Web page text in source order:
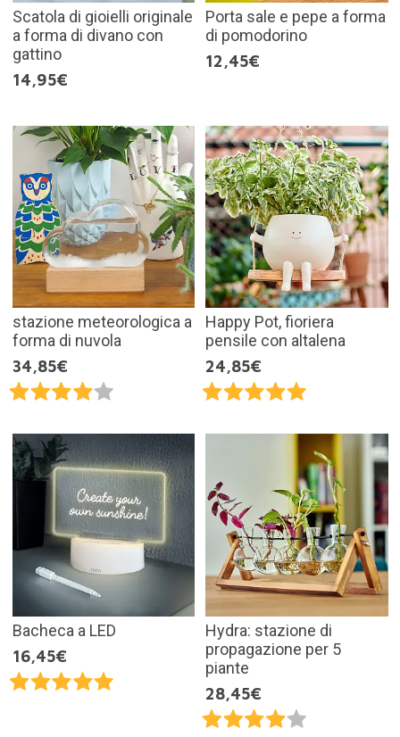
Scatola di gioielli originale
a forma di divano con
gattino
14,95€
Porta sale e pepe a forma
di pomodorino
12,45€
stazione meteorologica a
forma di nuvola
34,85€
Happy Pot, fioriera
pensile con altalena
24,85€
Bacheca a LED
16,45€
Hydra: stazione di
propagazione per 5
piante
28,45€